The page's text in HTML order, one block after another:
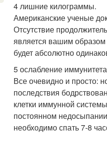
4 лишние килограммы.
Американские ученые
Отсутствие
является вашим образом
будет абсолютно
5 ослабление
Все очевидно и просто:
последствия
клетки иммунной
постоянном
необходимо спать 7-8